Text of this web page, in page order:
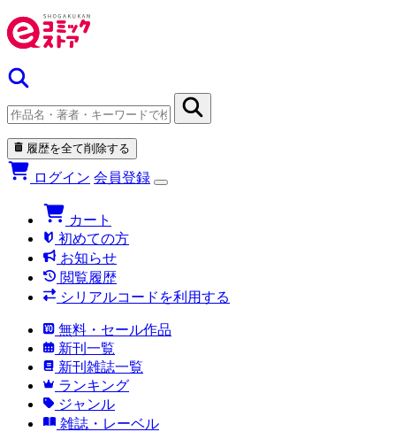
履歴を全て削除する
ログイン 会員登録
カート
初めての方
お知らせ
閲覧履歴
シリアルコードを利用する
無料・セール作品
新刊一覧
新刊雑誌一覧
ランキング
ジャンル
雑誌・レーベル